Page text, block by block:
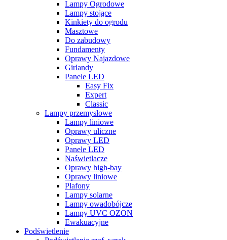
Lampy Ogrodowe
Lampy stojące
Kinkiety do ogrodu
Masztowe
Do zabudowy
Fundamenty
Oprawy Najazdowe
Girlandy
Panele LED
Easy Fix
Expert
Classic
Lampy przemysłowe
Lampy liniowe
Oprawy uliczne
Oprawy LED
Panele LED
Naświetlacze
Oprawy high-bay
Oprawy liniowe
Plafony
Lampy solarne
Lampy owadobójcze
Lampy UVC OZON
Ewakuacyjne
Podświetlenie